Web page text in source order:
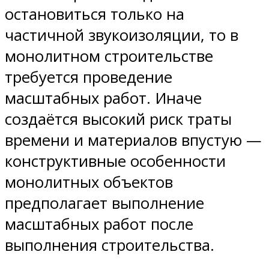
остановиться только на
частичной звукоизоляции, то в
монолитном строительстве
требуется проведение
масштабных работ. Иначе
создаётся высокий риск траты
времени и материалов впустую —
конструктивные особенности
монолитных объектов
предполагает выполнение
масштабных работ после
выполнения строительства.